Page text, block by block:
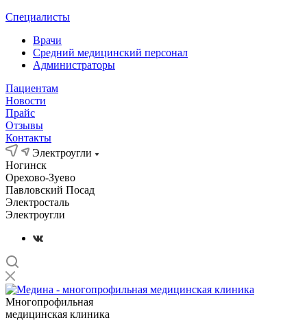
Специалисты
Врачи
Средний медицинский персонал
Администраторы
Пациентам
Новости
Прайс
Отзывы
Контакты
Электроугли
Ногинск
Орехово-Зуево
Павловский Посад
Электросталь
Электроугли
Многопрофильная
медицинская клиника